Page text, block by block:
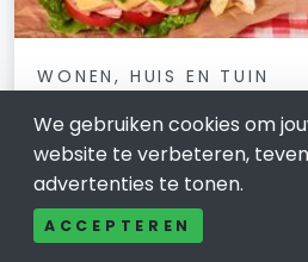
WONEN, HUIS EN TUIN
Picknicktafel in
oriënteren op een
buiten
19 februari 2026
We gebruiken cookies om
website te verbeteren,
advertenties te tonen.
ACCEPTEREN